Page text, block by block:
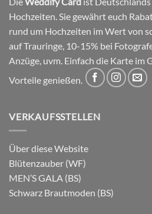
Hochzeiten. Sie gewährt euch
rund um Hochzeiten im Wert von
auf Trauringe, 10-15% bei
Anzüge, uvm. Einfach die Karte im
Vorteile genießen.
VERKAUFSSTELLEN
Über diese Website
Blütenzauber (WF)
MEN’S GALA (BS)
Schwarz Brautmoden (BS)